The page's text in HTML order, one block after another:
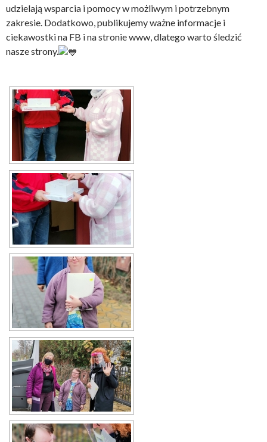
udzielają wsparcia i pomocy w możliwym i potrzebnym
zakresie. Dodatkowo, publikujemy ważne informacje i
ciekawostki na FB i na stronie www, dlatego warto śledzić
nasze strony.